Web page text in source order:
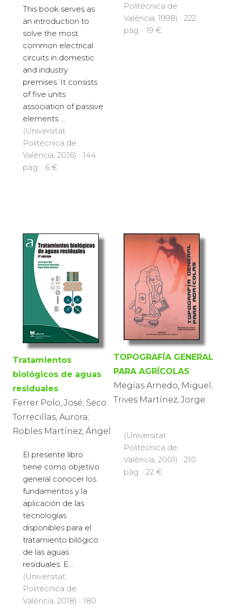
This book serves as
an introduction to
solve the most
common electrical
circuits in domestic
and industry
premises. It consists
of five units:
association of passive
elements ...
(Universitat
Politècnica de
València, 2016) · 144
pàg. · 6 €
Politècnica de
València, 1998) · 222
pàg. · 19 €
Tratamientos
biológicos de aguas
residuales
Ferrer Polo, José; Seco
Torrecillas, Aurora;
Robles Martínez, Ángel
El presente libro
tiene como objetivo
general conocer los
fundamentos y la
aplicación de las
tecnologías
disponibles para el
tratamiento bilógico
de las aguas
residuales. E...
(Universitat
Politècnica de
València, 2018) · 180
TOPOGRAFÍA GENERAL
PARA AGRÍCOLAS
Megías Arnedo, Miguel;
Trives Martínez, Jorge
(Universitat
Politècnica de
València, 2001) · 210
pàg. · 22 €